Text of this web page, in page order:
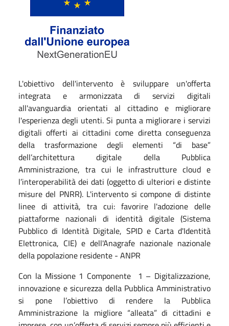
L'obiettivo dell'intervento è sviluppare un'offerta
integrata e armonizzata di servizi digitali
all'avanguardia orientati al cittadino e migliorare
l'esperienza degli utenti. Si punta a migliorare i servizi
digitali offerti ai cittadini come diretta conseguenza
della trasformazione degli elementi “di base”
dell’architettura digitale della Pubblica
Amministrazione, tra cui le infrastrutture cloud e
l’interoperabilità dei dati (oggetto di ulteriori e distinte
misure del PNRR). L'intervento si compone di distinte
linee di attività, tra cui: favorire l'adozione delle
piattaforme nazionali di identità digitale (Sistema
Pubblico di Identità Digitale, SPID e Carta d'Identità
Elettronica, CIE) e dell'Anagrafe nazionale nazionale
della popolazione residente - ANPR
Con la Missione 1 Componente 1 – Digitalizzazione,
innovazione e sicurezza della Pubblica Amministrativo
si pone l’obiettivo di rendere la Pubblica
Amministrazione la migliore “alleata” di cittadini e